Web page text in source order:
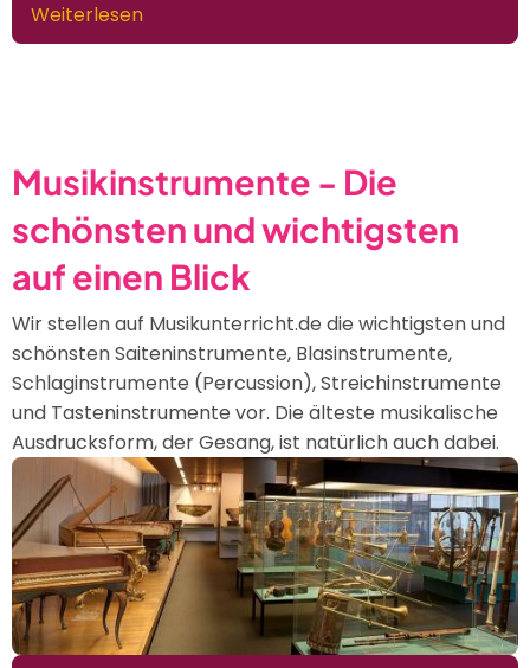
Weiterlesen
Das
und
Saiteninstrument
in
Einem
Musikinstrumente - Die
schönsten und wichtigsten
auf einen Blick
Wir stellen auf Musikunterricht.de die wichtigsten und
schönsten Saiteninstrumente, Blasinstrumente,
Schlaginstrumente (Percussion), Streichinstrumente
und Tasteninstrumente vor. Die älteste musikalische
Ausdrucksform, der Gesang, ist natürlich auch dabei.